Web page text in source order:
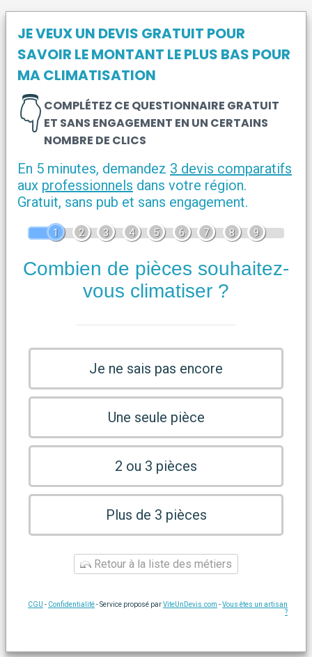
JE VEUX UN DEVIS GRATUIT POUR
SAVOIR LE MONTANT LE PLUS BAS POUR
MA CLIMATISATION
COMPLÉTEZ CE QUESTIONNAIRE GRATUIT
ET SANS ENGAGEMENT EN UN CERTAINS
NOMBRE DE CLICS
👇
En 5 minutes, demandez 3 devis comparatifs
aux professionnels dans votre région.
Gratuit, sans pub et sans engagement.
1 2 3 4 5 6 7 8 9
Combien de pièces souhaitez-
vous climatiser ?
Je ne sais pas encore
Une seule pièce
2 ou 3 pièces
Plus de 3 pièces
Retour à la liste des métiers
CGU - Confidentialité- Service proposé parViteUnDevis.com -Vous êtes un artisan
?